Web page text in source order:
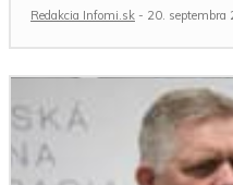
Redakcia Infomi.sk - 20. septembra